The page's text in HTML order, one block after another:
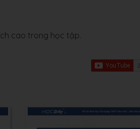
cao trong học tập.